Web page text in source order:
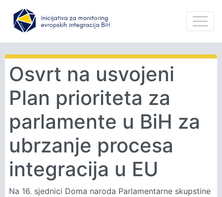
Osvrt na usvojeni
Plan prioriteta za
parlamente u BiH za
ubrzanje procesa
integracija u EU
Na 16. sjednici Doma naroda Parlamentarne skupstine